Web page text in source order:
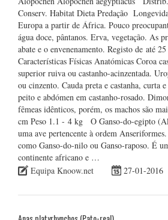
Conserv. Habitat Dieta Predação
Europa a partir de África. Pouco
água doce, pântanos. Erva, vegetação. As
abate e o envenenamento. Registo de até
Características Físicas Anatómicas Coroa
superior ruiva ou castanho-acinzentada.
ou cinzento. Cauda preta e castanha, curta
peito e abdómen em castanho-rosado.
fêmeas idênticos, porém, os machos são
cm Peso 1.1 - 4 kg O Ganso-do-egipto
uma ave pertencente à ordem
como Ganso-do-nilo ou Ganso-raposo. É
continente africano e …
Equipa Knoow.net
27-01-2016